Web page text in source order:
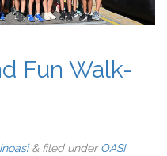
Fun Walk-
&filed underOASI